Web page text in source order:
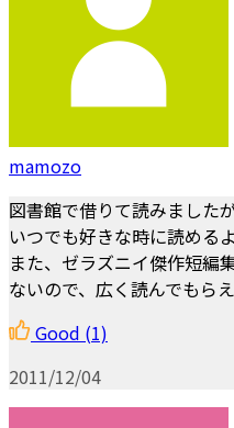
mamozo
図書館で借りて読みました
いつでも好きな時に読める
また、ゼラズニイ傑作短編
ないので、広く読んでもら
Good (1)
2011/12/04